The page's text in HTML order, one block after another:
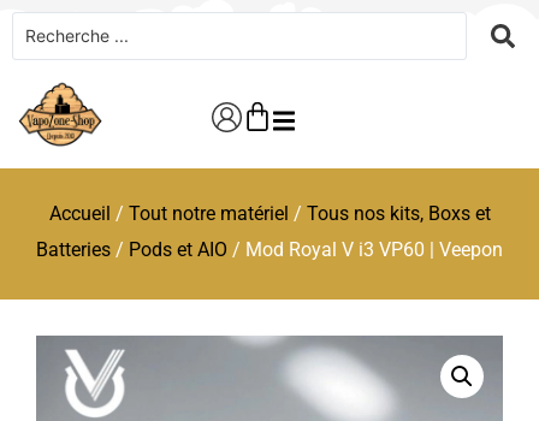
Accueil / Tout notre matériel / Tous nos kits, Boxs et
Batteries / Pods et AIO / Mod Royal V i3 VP60 | Veepon